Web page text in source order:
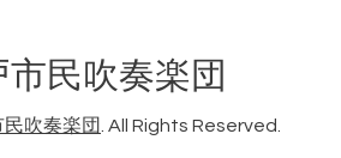
市民吹奏楽団
吹奏楽団. All Rights Reserved.